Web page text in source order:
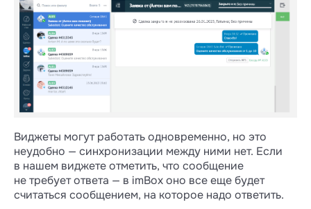
Виджеты могут работать одновременно, но это
неудобно — синхронизации между ними нет. Если
в нашем виджете отметить, что сообщение
не требует ответа — в imBox оно все еще будет
считаться сообщением, на которое надо ответить.